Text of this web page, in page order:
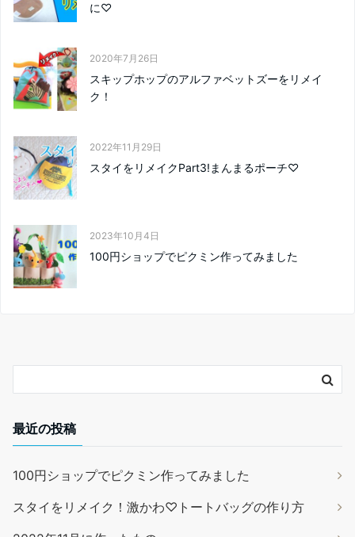
に♡
2020年7月26日
スキップホップのアルファベットズーをリメイ
ク！
2022年11月29日
スタイをリメイクPart3!まんまるポーチ♡
2023年10月4日
100円ショップでピクミン作ってみました
最近の投稿
100円ショップでピクミン作ってみました
スタイをリメイク！激かわ♡トートバッグの作り方